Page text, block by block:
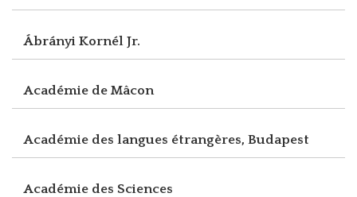
Ábrányi Kornél Jr.
Académie de Mâcon
Académie des langues étrangères, Budapest
Académie des Sciences